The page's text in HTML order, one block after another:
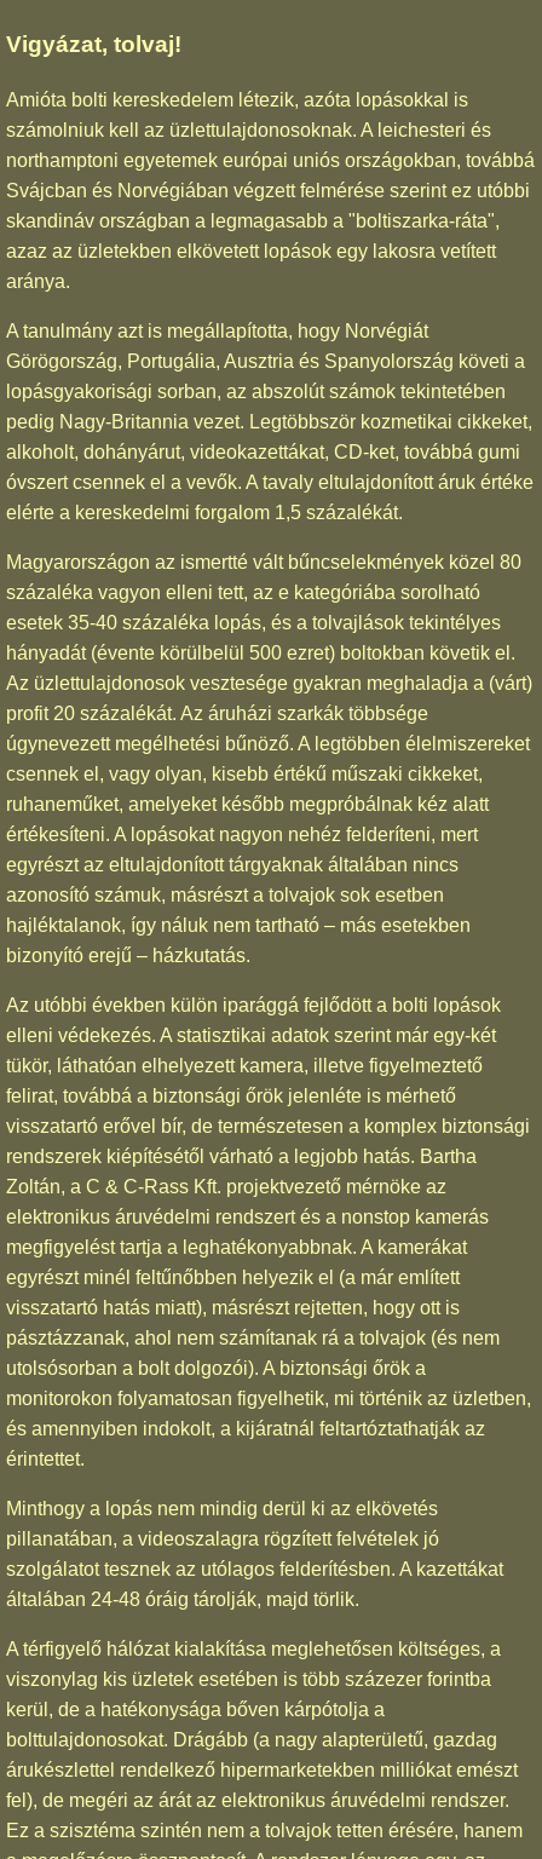
Vigyázat, tolvaj!
Amióta bolti kereskedelem létezik, azóta lopásokkal is
számolniuk kell az üzlettulajdonosoknak. A leichesteri és
northamptoni egyetemek európai uniós országokban, továbbá
Svájcban és Norvégiában végzett felmérése szerint ez utóbbi
skandináv országban a legmagasabb a "boltiszarka-ráta",
azaz az üzletekben elkövetett lopások egy lakosra vetített
aránya.
A tanulmány azt is megállapította, hogy Norvégiát
Görögország, Portugália, Ausztria és Spanyolország követi a
lopásgyakorisági sorban, az abszolút számok tekintetében
pedig Nagy-Britannia vezet. Legtöbbször kozmetikai cikkeket,
alkoholt, dohányárut, videokazettákat, CD-ket, továbbá gumi
óvszert csennek el a vevők. A tavaly eltulajdonított áruk értéke
elérte a kereskedelmi forgalom 1,5 százalékát.
Magyarországon az ismertté vált bűncselekmények közel 80
százaléka vagyon elleni tett, az e kategóriába sorolható
esetek 35-40 százaléka lopás, és a tolvajlások tekintélyes
hányadát (évente körülbelül 500 ezret) boltokban követik el.
Az üzlettulajdonosok vesztesége gyakran meghaladja a (várt)
profit 20 százalékát. Az áruházi szarkák többsége
úgynevezett megélhetési bűnöző. A legtöbben élelmiszereket
csennek el, vagy olyan, kisebb értékű műszaki cikkeket,
ruhaneműket, amelyeket később megpróbálnak kéz alatt
értékesíteni. A lopásokat nagyon nehéz felderíteni, mert
egyrészt az eltulajdonított tárgyaknak általában nincs
azonosító számuk, másrészt a tolvajok sok esetben
hajléktalanok, így náluk nem tartható – más esetekben
bizonyító erejű – házkutatás.
Az utóbbi években külön iparággá fejlődött a bolti lopások
elleni védekezés. A statisztikai adatok szerint már egy-két
tükör, láthatóan elhelyezett kamera, illetve figyelmeztető
felirat, továbbá a biztonsági őrök jelenléte is mérhető
visszatartó erővel bír, de természetesen a komplex biztonsági
rendszerek kiépítésétől várható a legjobb hatás. Bartha
Zoltán, a C & C-Rass Kft. projektvezető mérnöke az
elektronikus áruvédelmi rendszert és a nonstop kamerás
megfigyelést tartja a leghatékonyabbnak. A kamerákat
egyrészt minél feltűnőbben helyezik el (a már említett
visszatartó hatás miatt), másrészt rejtetten, hogy ott is
pásztázzanak, ahol nem számítanak rá a tolvajok (és nem
utolsósorban a bolt dolgozói). A biztonsági őrök a
monitorokon folyamatosan figyelhetik, mi történik az üzletben,
és amennyiben indokolt, a kijáratnál feltartóztathatják az
érintettet.
Minthogy a lopás nem mindig derül ki az elkövetés
pillanatában, a videoszalagra rögzített felvételek jó
szolgálatot tesznek az utólagos felderítésben. A kazettákat
általában 24-48 óráig tárolják, majd törlik.
A térfigyelő hálózat kialakítása meglehetősen költséges, a
viszonylag kis üzletek esetében is több százezer forintba
kerül, de a hatékonysága bőven kárpótolja a
bolttulajdonosokat. Drágább (a nagy alapterületű, gazdag
árukészlettel rendelkező hipermarketekben milliókat emészt
fel), de megéri az árát az elektronikus áruvédelmi rendszer.
Ez a szisztéma szintén nem a tolvajok tetten érésére, hanem